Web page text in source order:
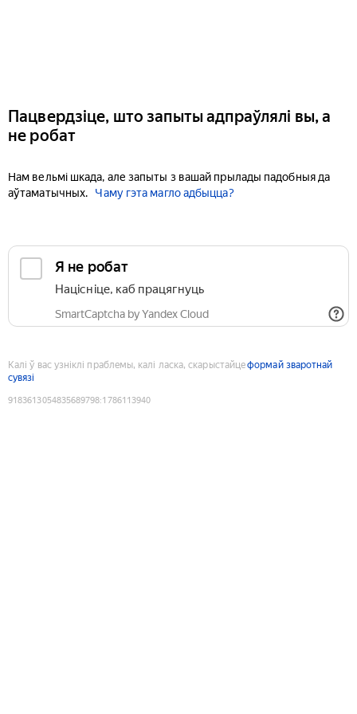
Пацвердзіце, што запыты адпраўлялі вы, а
не робат
Нам вельмі шкада, але запыты з вашай прылады падобныя да
аўтаматычных.
Чаму гэта магло адбыцца?
Я не робат
Націсніце, каб працягнуць
SmartCaptcha by Yandex Cloud
Калі ў вас узніклі праблемы, калі ласка, скарыстайцеформай зваротнай
сувязі
9183613054835689798:1786113940